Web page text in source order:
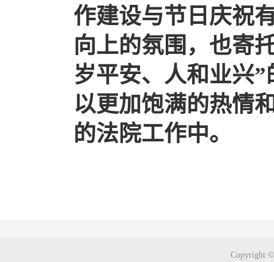
作建设与节日庆祝
向上的氛围，也寄
岁平安、人和业兴
以更加饱满的热情
的法院工作中。
Copyright